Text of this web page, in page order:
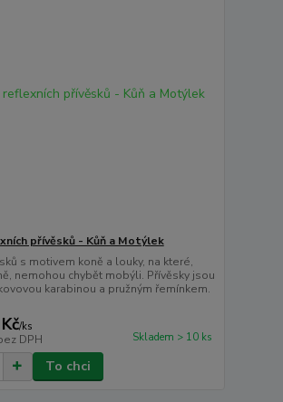
přívěsků - Kůň a Motýlek
s motivem koně a louky, na které,
nemohou chybět mobýli. Přívěsky jsou
karabinou a pružným řemínkem.
/ks
DPH Skladem > 10 ks
To chci